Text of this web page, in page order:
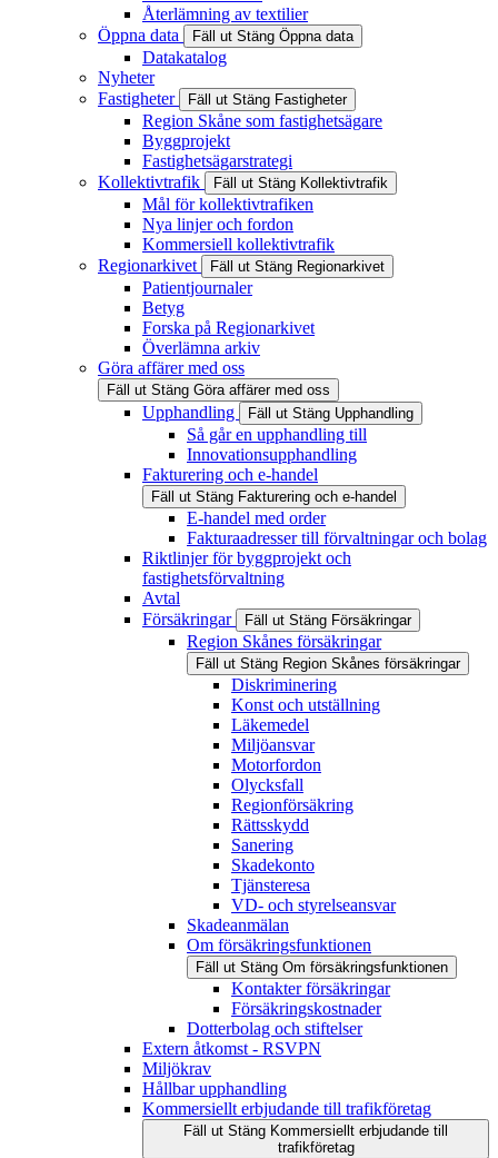
Återlämning av textilier
Öppna data
Fäll ut Stäng Öppna data
Datakatalog
Nyheter
Fastigheter
Fäll ut Stäng Fastigheter
Region Skåne som fastighetsägare
Byggprojekt
Fastighetsägarstrategi
Kollektivtrafik
Fäll ut Stäng Kollektivtrafik
Mål för kollektivtrafiken
Nya linjer och fordon
Kommersiell kollektivtrafik
Regionarkivet
Fäll ut Stäng Regionarkivet
Patientjournaler
Betyg
Forska på Regionarkivet
Överlämna arkiv
Göra affärer med oss
Fäll ut Stäng Göra affärer med oss
Upphandling Fäll ut Stäng Upphandling
Så går en upphandling till
Innovationsupphandling
Fakturering och e-handel
Fäll ut Stäng Fakturering och e-handel
E-handel med order
Fakturaadresser till förvaltningar och bolag
Riktlinjer för byggprojekt och
fastighetsförvaltning
Avtal
Försäkringar
Fäll ut Stäng Försäkringar
Region Skånes försäkringar
Fäll ut Stäng Region Skånes försäkringar
Diskriminering
Konst och utställning
Läkemedel
Miljöansvar
Motorfordon
Olycksfall
Regionförsäkring
Rättsskydd
Sanering
Skadekonto
Tjänsteresa
VD- och styrelseansvar
Skadeanmälan
Om försäkringsfunktionen
Fäll ut Stäng Om försäkringsfunktionen
Kontakter försäkringar
Försäkringskostnader
Dotterbolag och stiftelser
Extern åtkomst - RSVPN
Miljökrav
Hållbar upphandling
Kommersiellt erbjudande till trafikföretag
Fäll ut Stäng Kommersiellt erbjudande till
trafikföretag